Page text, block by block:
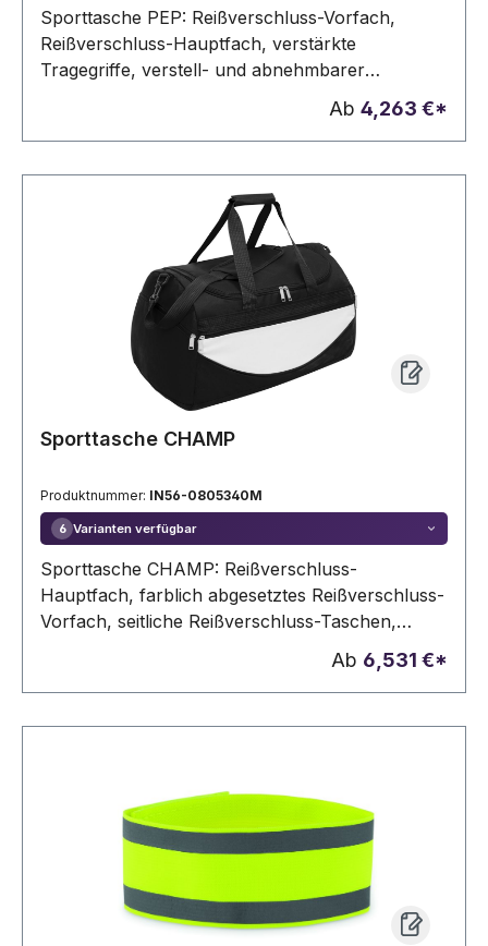
Sporttasche PEP: Reißverschluss-Vorfach,
Reißverschluss-Hauptfach, verstärkte
Tragegriffe, verstell- und abnehmbarer
Ab 4,263 €*
Sporttasche CHAMP
Produktnummer: IN56-0805340M
6 Varianten verfügbar
Sporttasche CHAMP: Reißverschluss-
Hauptfach, farblich abgesetztes Reißverschluss-
Vorfach, seitliche Reißverschluss-Taschen,
abnehmbarer Gurt mit Schulterpolster
Ab 6,531 €*